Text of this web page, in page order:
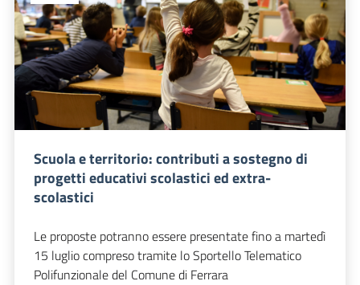
Scuola e territorio: contributi a sostegno di
progetti educativi scolastici ed extra-
scolastici
Le proposte potranno essere presentate fino a martedì
15 luglio compreso tramite lo Sportello Telematico
Polifunzionale del Comune di Ferrara